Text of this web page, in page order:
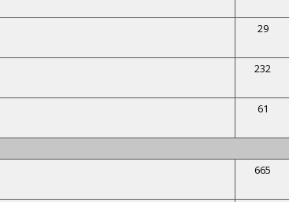
29
232
61
665